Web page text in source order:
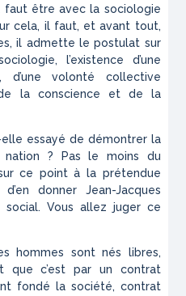
faut être avec la sociologie
cela, il faut, et avant tout,
il admette le postulat sur
l’existence d’une
d’une volonté collective
la conscience et de la
essayé de démontrer la
? Pas le moins du
ce point à la prétendue
donner Jean-Jacques
social. Vous allez juger ce
hommes sont nés libres,
que c’est par un contrat
fondé la société, contrat